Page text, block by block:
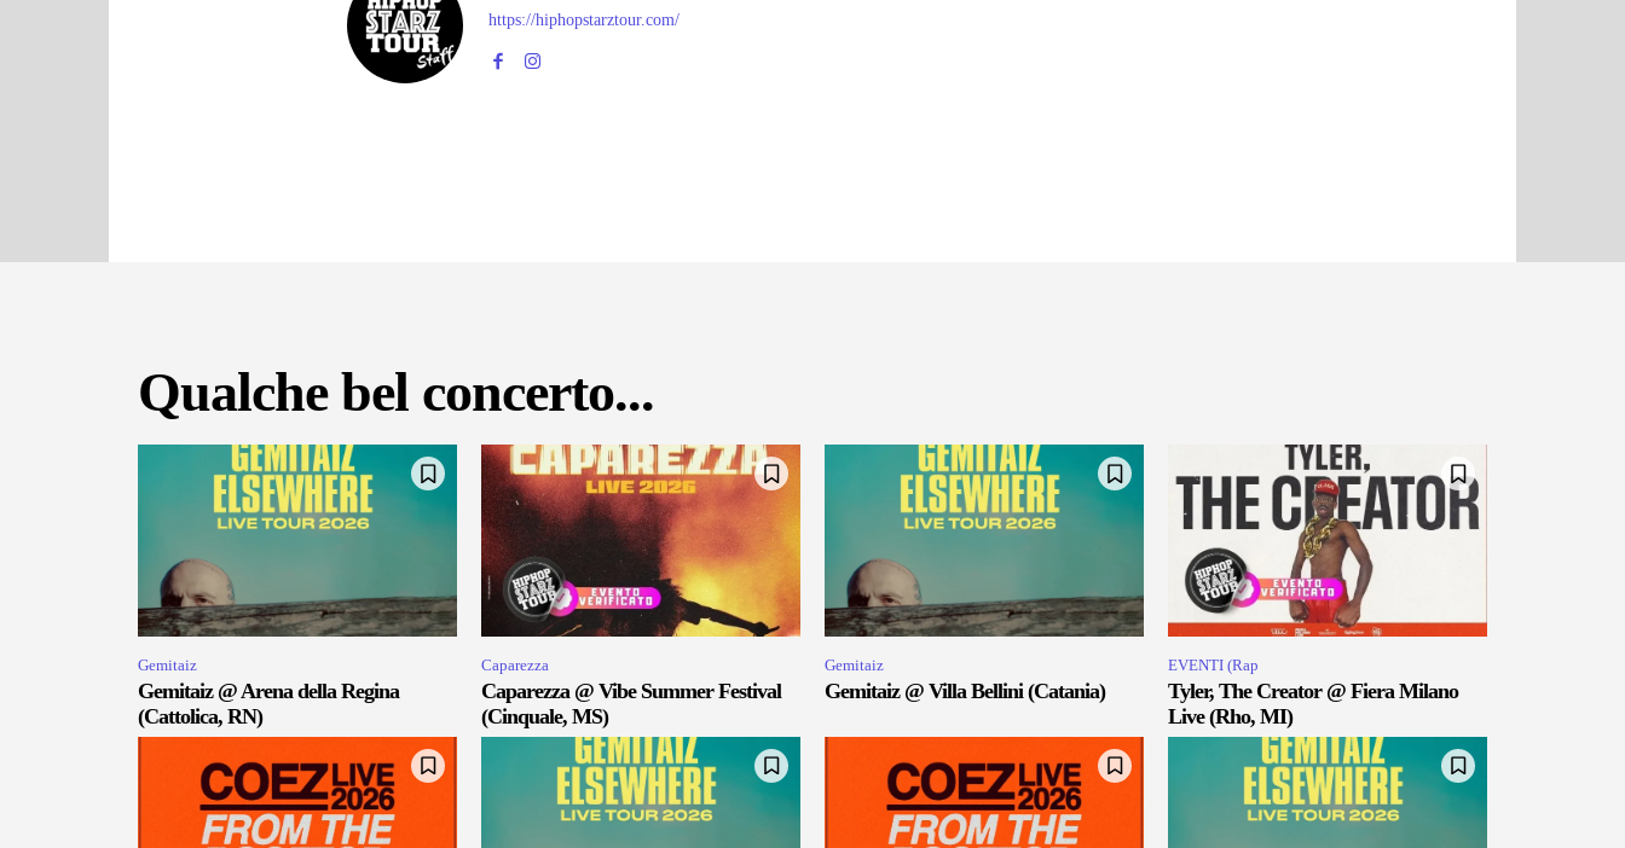
https://hiphopstarztour.com/
Qualche bel concerto...
Gemitaiz
Gemitaiz @ Arena della Regina
(Cattolica, RN)
Caparezza
Caparezza @ Vibe Summer Festival
(Cinquale, MS)
Gemitaiz
Gemitaiz @ Villa Bellini (Catania)
EVENTI (Rap
Tyler, The Creator @ Fiera Milano
Live (Rho, MI)